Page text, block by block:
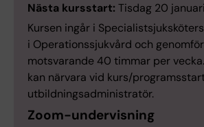
Nästa kursstart: Tisdag 20
Kursen ingår i
i Operationssjukvård och
motsvarande 40 timmar per
kan närvara vid kurs/
utbildningsadministratör.
Zoom-undervisning